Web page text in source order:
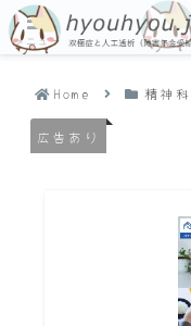
Home 精神科
広告あり
メニュー